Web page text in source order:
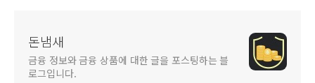
돈냄새
금융 정보와 금융 상품에 대한 글을 포스팅하는 블
로그입니다.